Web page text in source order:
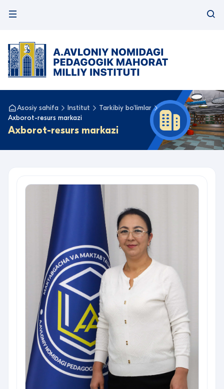
Asosiy sahifa Institut
Tarkibiy bo‘limlar
Axborot-resurs markazi
Axborot-resurs markazi